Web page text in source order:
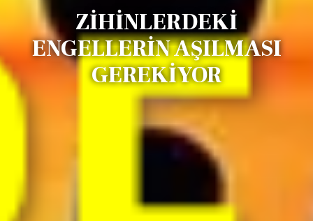
ZİHİNLERDEKİ
ENGELLERİN AŞILMASI
GEREKİYOR